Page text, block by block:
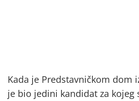
Kada je Predstavničkom dom
je bio jedini kandidat za kojeg